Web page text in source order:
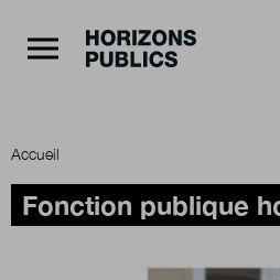
Accueil
Accueil
Fonction publique